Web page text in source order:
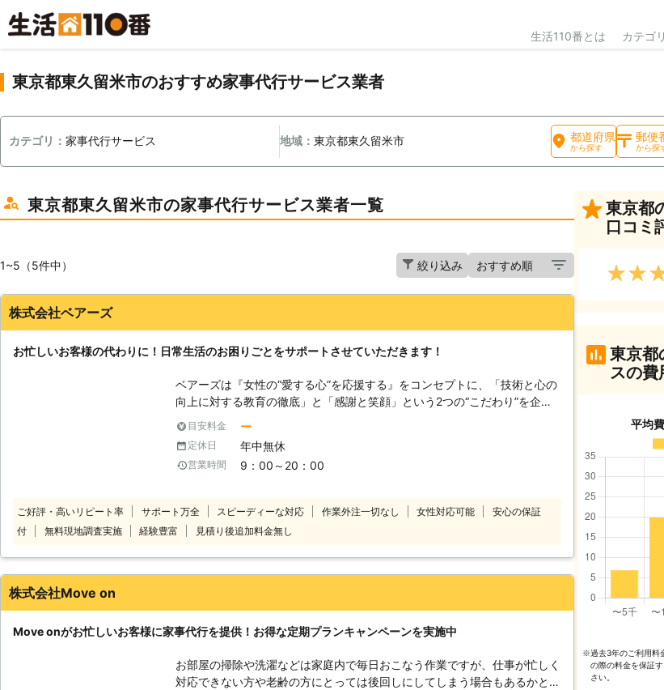
生活110番とは カテゴ
東京都東久留米市のおすすめ家事代行サービス業者
カテゴリ： 家事代行サービス 地域：東京都東久留米市 都道府県
から探す
郵便
から探
東京都東久留米市の家事代行サービス業者一覧
1~5（5件中） 絞り込み
株式会社ベアーズ
お忙しいお客様の代わりに！日常生活のお困りごとをサポートさせていただきます！
ベアーズは『女性の“愛する心”を応援する』をコンセプトに、「技術と心の
向上に対する教育の徹底」と「感謝と笑顔」という2つの“こだわり”を企業
理念に掲げ、常に“お客様感動度120%”を目指しております。 家事代行サー
ビス業界のリーディングカンパニーとして、以下をお約束いたします。
【安全】～登録スタッフ5200人～ ベアーズレディは全員直接雇用。 業界
トップクラスのスタッフ体制でお待たせすることなく細やかで真心を込めた
しなみ・笑顔といったマナー・マインドから実技に至るまで、7つのオリジ
ナルプログラム・実践研修を実施しています。高いホスピタリティマインド
をもった、元気で明るい女性スタッフ＝ベアーズレディがお伺いいたしま
す。 【感動】～お客様感動度120%の追及～ 「家事」ではなく「心のゆと
り」を提供することがベアーズの努め。すべての方の笑顔のために全力で取
目安料金 ー
定休日 年中無休
営業時間 9：00～20：00
ご好評・高いリピート率 サポート万全 スピーディーな対応 作業外注一切なし 女性対応可能
安心の保証
付
無料現地調査実施 経験豊富 見積り後追加料金無し
株式会社Move on
Move onがお忙しいお客様に家事代行を提供！お得な定期プランキャンペーンを実施中
お部屋の掃除や洗濯などは家庭内で毎日おこなう作業ですが、仕事が忙しく
対応できない方や老齢の方にとっては後回しにしてしまう場合もあるかと思
東京都
口コミ
東京都
スの費
平均
※過去3年のご利⽤料
の際の料⾦を保証
さい。